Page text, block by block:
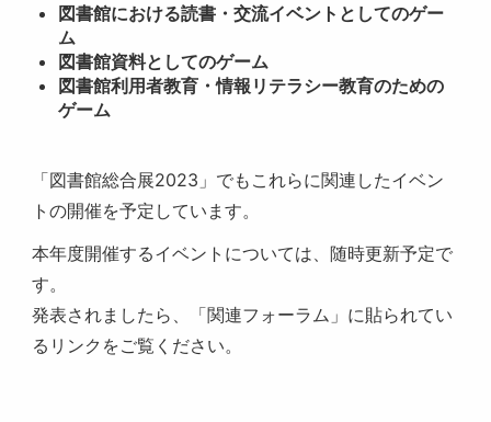
図書館における読書・交流イベントとしてのゲー
ム
図書館資料としてのゲーム
図書館利用者教育・情報リテラシー教育のための
ゲーム
「図書館総合展2023」でもこれらに関連したイベン
トの開催を予定しています。
本年度開催するイベントについては、随時更新予定で
す。
発表されましたら、「関連フォーラム」に貼られてい
るリンクをご覧ください。